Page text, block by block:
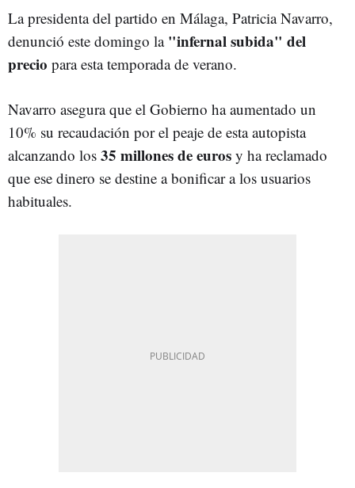
La presidenta del partido en Málaga, Patricia Navarro,
denunció este domingo la"infernal subida" del
precio para esta temporada de verano.
Navarro asegura que el Gobierno ha aumentado un
10% su recaudación por el peaje de esta autopista
alcanzando los 35 millones de euros y ha reclamado
que ese dinero se destine a bonificar a los usuarios
habituales.